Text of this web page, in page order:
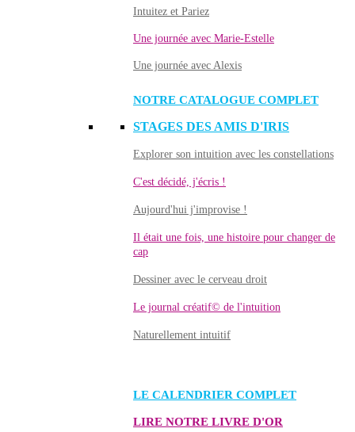
Intuitez et Pariez
Une journée avec Marie-Estelle
Une journée avec Alexis
NOTRE CATALOGUE COMPLET
STAGES DES AMIS D'IRIS
Explorer son intuition avec les constellations
C'est décidé, j'écris !
Aujourd'hui j'improvise !
Il était une fois, une histoire pour changer de
cap
Dessiner avec le cerveau droit
Le journal créatif© de l'intuition
Naturellement intuitif
LE CALENDRIER COMPLET
LIRE NOTRE LIVRE D'OR